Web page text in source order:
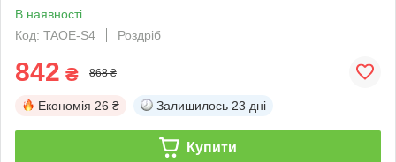
В наявності
Код: TAOE-S4
Роздріб
842 ₴ 868 ₴
Економія 26 ₴ Залишилось 23 дні
Купити